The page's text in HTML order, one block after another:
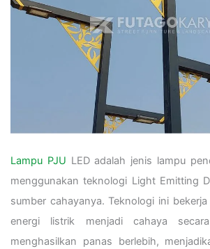
Lampu PJU LED adalah jenis lampu
menggunakan teknologi Light Emitting
sumber cahayanya. Teknologi ini
energi listrik menjadi cahaya
menghasilkan panas berlebih,